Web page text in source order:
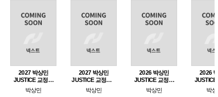
2027 박상민
JUSTICE 교정학
단원별 핵심 1000
제 [교정학편]
박상민
2027 박상민
JUSTICE 교정학 1
- 교정학편
박상민
2026 박상민
JUSTICE 교정학
마무리특강
박상민
2026
실전
박